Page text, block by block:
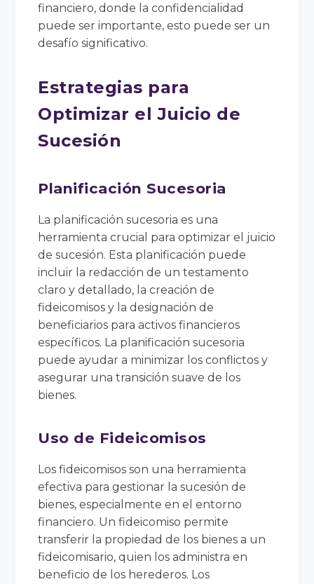
financiero, donde la confidencialidad
puede ser importante, esto puede ser un
desafío significativo.
Estrategias para
Optimizar el Juicio de
Sucesión
Planificación Sucesoria
La planificación sucesoria es una
herramienta crucial para optimizar el juicio
de sucesión. Esta planificación puede
incluir la redacción de un testamento
claro y detallado, la creación de
fideicomisos y la designación de
beneficiarios para activos financieros
específicos. La planificación sucesoria
puede ayudar a minimizar los conflictos y
asegurar una transición suave de los
bienes.
Uso de Fideicomisos
Los fideicomisos son una herramienta
efectiva para gestionar la sucesión de
bienes, especialmente en el entorno
financiero. Un fideicomiso permite
transferir la propiedad de los bienes a un
fideicomisario, quien los administra en
beneficio de los herederos. Los